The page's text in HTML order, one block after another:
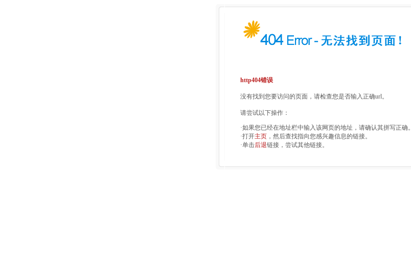
http404错误
没有找到您要访问的页面，请检查您是否输入正确url。
请尝试以下操作：
·如果您已经在地址栏中输入该网页的地址，请确认其拼写正确。
·打开主页 ，然后查找指向您感兴趣信息的链接。
·单击后退链接，尝试其他链接。